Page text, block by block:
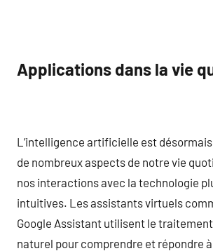
Applications dans la vie
L’intelligence artificielle est
de nombreux aspects de notre vie
nos interactions avec la technologie
intuitives. Les assistants virtuels
Google Assistant utilisent le
naturel pour comprendre et répondre